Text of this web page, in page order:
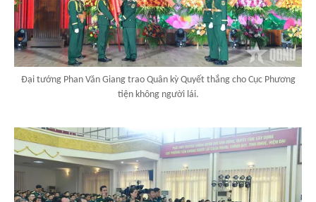
Đại tướng Phan Văn Giang trao Quân kỳ Quyết thắng cho Cục Phương
tiện không người lái.